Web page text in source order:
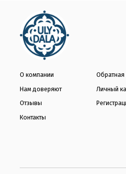
О компании
Нам доверяют
Отзывы
Контакты
Обратная
Личный